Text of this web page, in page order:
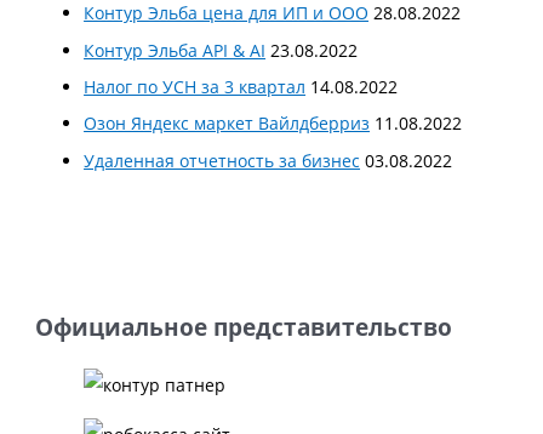
Контур Эльба цена для ИП и ООО 28.08.2022
Контур Эльба API & AI 23.08.2022
Налог по УСН за 3 квартал 14.08.2022
Озон Яндекс маркет Вайлдберриз 11.08.2022
Удаленная отчетность за бизнес 03.08.2022
Официальное представительство